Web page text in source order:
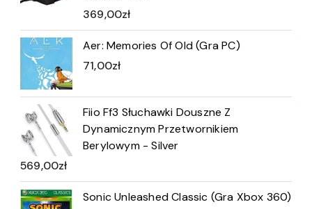
369,00zł
Aer: Memories Of Old (Gra PC)
71,00zł
Fiio Ff3 Słuchawki Douszne Z
Dynamicznym Przetwornikiem
Berylowym - Silver
569,00zł
Sonic Unleashed Classic (Gra Xbox 360)